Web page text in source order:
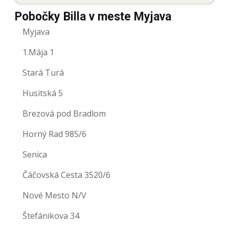
Pobočky Billa v meste Myjava
Myjava
1.Mája 1
Stará Turá
Husitská 5
Brezová pod Bradlom
Horný Rad 985/6
Senica
Čáčovská Cesta 3520/6
Nové Mesto N/V
Štefánikova 34